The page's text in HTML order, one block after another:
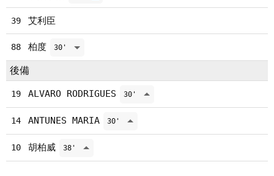
39 艾利臣
88 柏度 30'
後備
19 ALVARO RODRIGUES 30'
14 ANTUNES MARIA 30'
10 胡柏威 38'